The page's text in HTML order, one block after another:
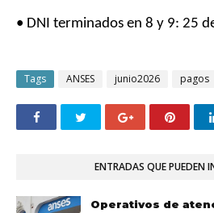
• DNI terminados en 8 y 9: 25
Tags ANSES junio2026 pagos
ENTRADAS QUE PUEDEN
Operativos de